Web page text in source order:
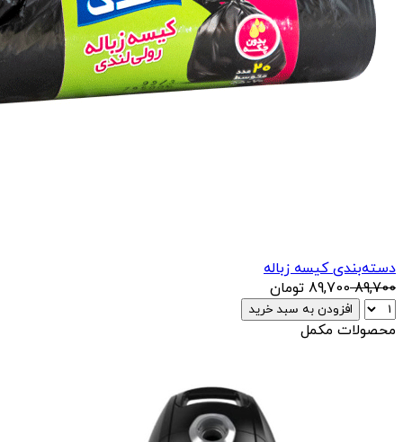
دسته‌بندی کیسه زباله
89,700
89,700 تومان
افزودن به سبد خرید
محصولات مکمل